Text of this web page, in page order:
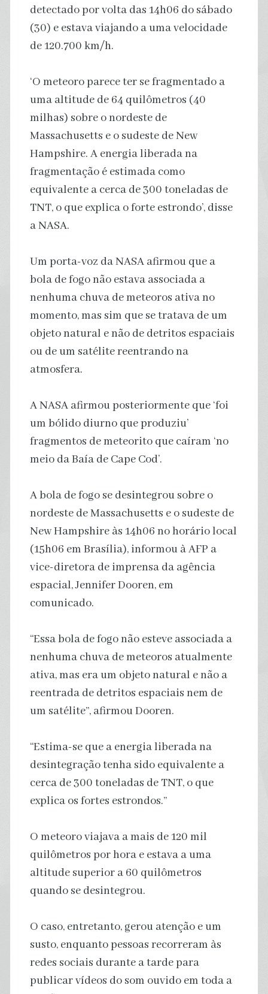
detectado por volta das 14h06 do sábado
(30) e estava viajando a uma velocidade
de 120.700 km/h.
‘O meteoro parece ter se fragmentado a
uma altitude de 64 quilômetros (40
milhas) sobre o nordeste de
Massachusetts e o sudeste de New
Hampshire. A energia liberada na
fragmentação é estimada como
equivalente a cerca de 300 toneladas de
TNT, o que explica o forte estrondo’, disse
a NASA.
Um porta-voz da NASA afirmou que a
bola de fogo não estava associada a
nenhuma chuva de meteoros ativa no
momento, mas sim que se tratava de um
objeto natural e não de detritos espaciais
ou de um satélite reentrando na
atmosfera.
A NASA afirmou posteriormente que ‘foi
um bólido diurno que produziu’
fragmentos de meteorito que caíram ‘no
meio da Baía de Cape Cod’.
A bola de fogo se desintegrou sobre o
nordeste de Massachusetts e o sudeste de
New Hampshire às 14h06 no horário local
(15h06 em Brasília), informou à AFP a
vice-diretora de imprensa da agência
espacial, Jennifer Dooren, em
comunicado.
“Essa bola de fogo não esteve associada a
nenhuma chuva de meteoros atualmente
ativa, mas era um objeto natural e não a
reentrada de detritos espaciais nem de
um satélite”, afirmou Dooren.
“Estima-se que a energia liberada na
desintegração tenha sido equivalente a
cerca de 300 toneladas de TNT, o que
explica os fortes estrondos.”
O meteoro viajava a mais de 120 mil
quilômetros por hora e estava a uma
altitude superior a 60 quilômetros
quando se desintegrou.
O caso, entretanto, gerou atenção e um
susto, enquanto pessoas recorreram às
redes sociais durante a tarde para
publicar vídeos do som ouvido em toda a